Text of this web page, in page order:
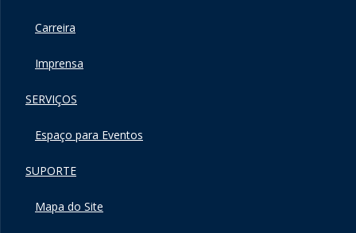
Carreira
Imprensa
SERVIÇOS
Espaço para Eventos
SUPORTE
Mapa do Site